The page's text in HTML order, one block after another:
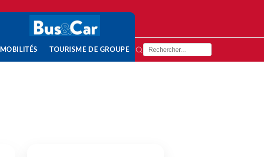
MOBILITÉS TOURISME DE GROUPE